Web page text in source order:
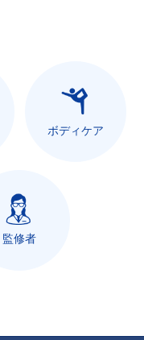
ボディケア
監修者